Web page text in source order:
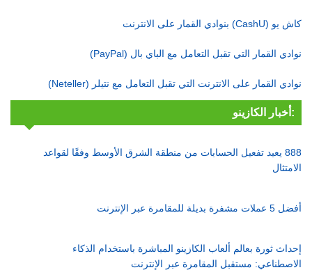
كاش يو (CashU) بنوادي القمار على الانترنت
نوادي القمار التي تقبل التعامل مع الباي بال (PayPal)
نوادي القمار على الانترنت التي تقبل التعامل مع نتيلر (Neteller)
أخبار الكازينو:
888 يعيد تفعيل الحسابات من منطقة الشرق الأوسط وفقًا لقواعد
الامتثال
أفضل 5 عملات مشفرة بديلة للمقامرة عبر الإنترنت
إحداث ثورة بعالم ألعاب الكازينو المباشرة باستخدام الذكاء
الاصطناعي: مستقبل المقامرة عبر الإنترنت